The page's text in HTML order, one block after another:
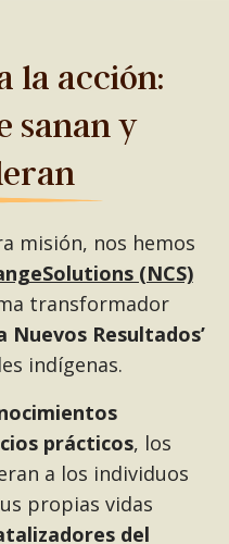
la acción:
sanan y
misión, nos hemos
(NCS)
transformador
Nuevos Resultados’
indígenas.
prácticos, los
a los individuos
propias vidas
del